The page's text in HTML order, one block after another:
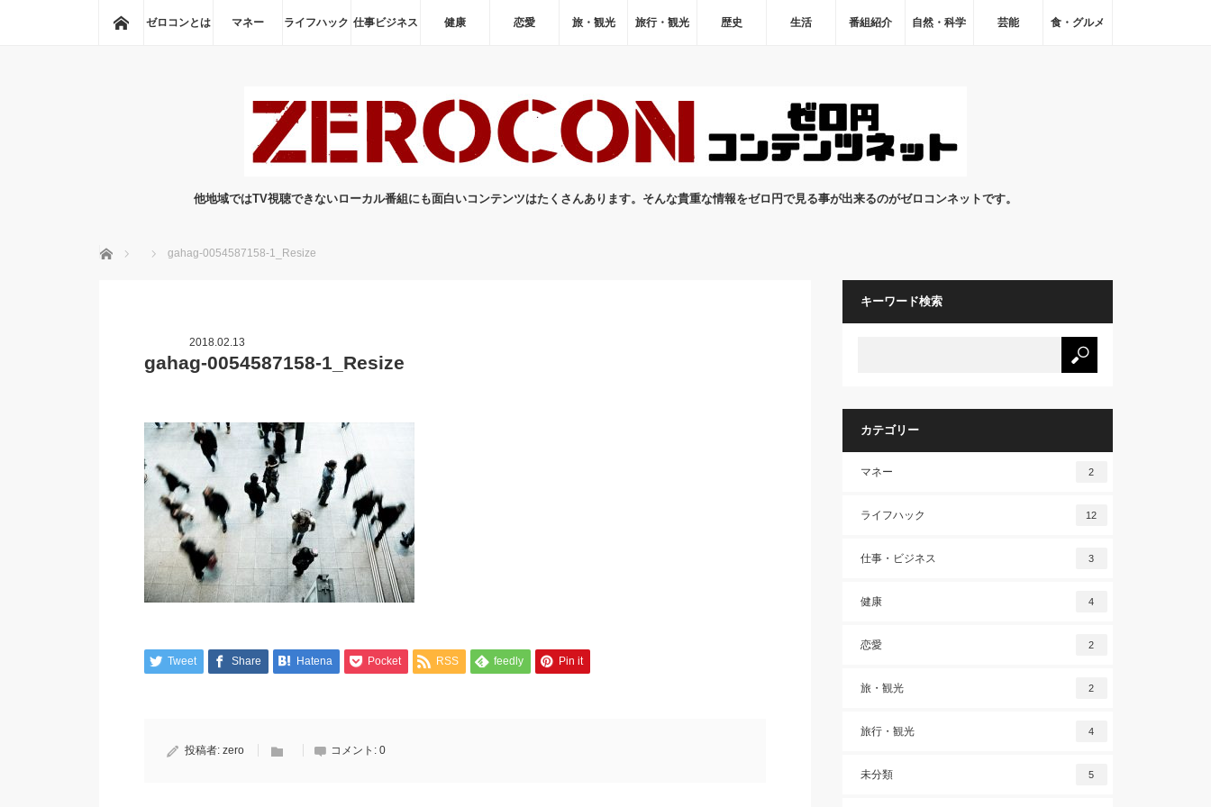
ホーム
ゼロコンとは マネー ライフハック 仕事ビジネス 健康 恋愛 旅・観光 旅行・観光 歴史 生活 番組紹介 自然・科学 芸能 食・グルメ
他地域ではTV視聴できないローカル番組にも面白いコンテンツはたくさんあります。そんな貴重な情報をゼロ円で見る事が出来るのがゼロコンネットです。
ホーム gahag-0054587158-1_Resize
2018.02.13
gahag-0054587158-1_Resize
Tweet Share Hatena Pocket RSS feedly Pin it
投稿者: zero コメント: 0
キーワード検索
カテゴリー
マネー 2
ライフハック 12
仕事・ビジネス 3
健康 4
恋愛 2
旅・観光 2
旅行・観光 4
未分類 5